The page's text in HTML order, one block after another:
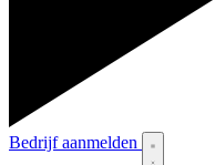
Bedrijf aanmelden